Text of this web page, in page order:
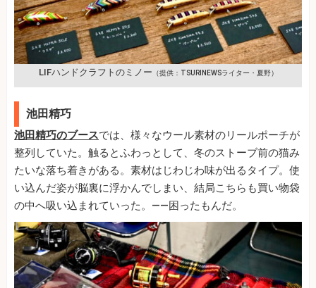
LIFハンドクラフトのミノー （提供：TSURINEWSライター・夏野）
池田精巧
池田精巧のブースでは、様々なウール素材のリールポーチが
整列していた。触るとふわっとして、冬のストーブ前の猫み
たいな落ち着きがある。素材はじわじわ味が出るタイプ。使
い込んだ姿が脳裏に浮かんでしまい、結局こちらも買い物袋
の中へ吸い込まれていった。——困ったもんだ。